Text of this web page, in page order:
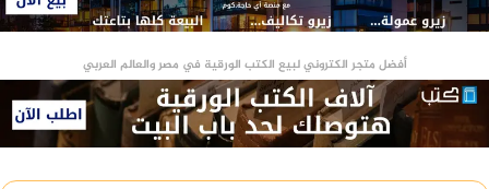
أفضل متجر الكتروني لبيع الكتب الورقية في مصر والعالم العربي